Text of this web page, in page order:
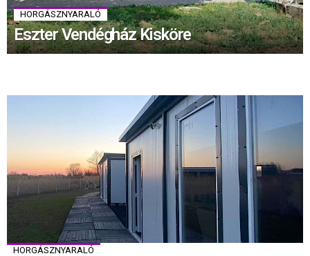
HORGÁSZNYARALÓ
Eszter Vendégház Kisköre
HORGÁSZNYARALÓ